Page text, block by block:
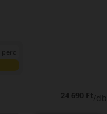
7 perc
24 690 Ft/db